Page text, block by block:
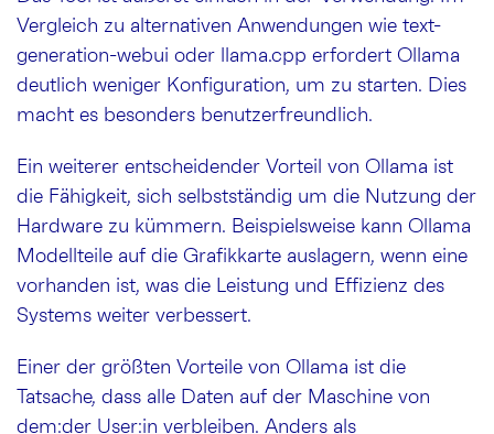
Vergleich zu alternativen Anwendungen wie text-
generation-webui oder llama.cpp erfordert Ollama
deutlich weniger Konfiguration, um zu starten. Dies
macht es besonders benutzerfreundlich.
Ein weiterer entscheidender Vorteil von Ollama ist
die Fähigkeit, sich selbstständig um die Nutzung der
Hardware zu kümmern. Beispielsweise kann Ollama
Modellteile auf die Grafikkarte auslagern, wenn eine
vorhanden ist, was die Leistung und Effizienz des
Systems weiter verbessert.
Einer der größten Vorteile von Ollama ist die
Tatsache, dass alle Daten auf der Maschine von
dem:der User:in verbleiben. Anders als